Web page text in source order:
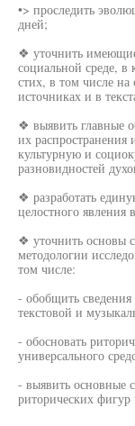
•> проследить
дней;
❖ уточнить
социальной среде, в
стих, в том числе на
источниках и в
❖ выявить главные
их распространения
культурную и
разновидностей
❖ разработать
целостного явления
❖ уточнить основы
методологии
том числе:
- обобщить
текстовой и
- обосновать
универсального
- выявить основные
риторических